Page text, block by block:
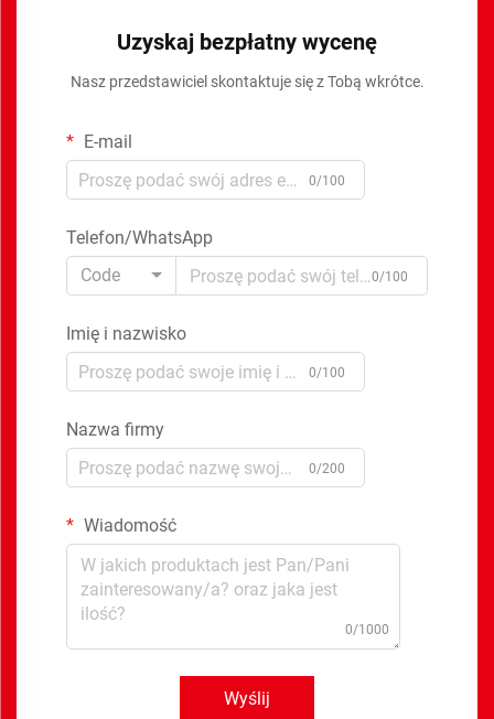
Uzyskaj bezpłatny wycenę
Nasz przedstawiciel skontaktuje się z Tobą wkrótce.
E-mail
0/100
Telefon/WhatsApp
Code
0/100
Imię i nazwisko
0/100
Nazwa firmy
0/200
Wiadomość
0/1000
Wyślij